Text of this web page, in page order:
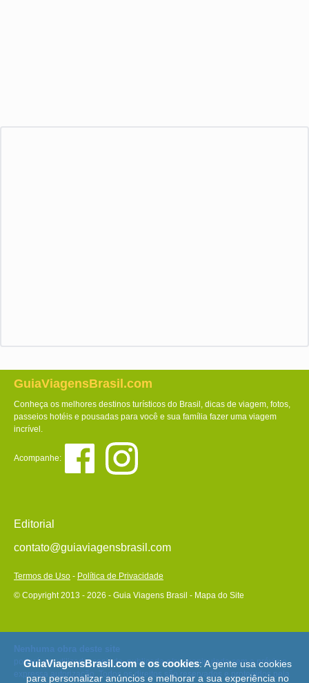
GuiaViagensBrasil.com
Conheça os melhores destinos turísticos do Brasil, dicas de viagem, fotos,
passeios hotéis e pousadas para você e sua família fazer uma viagem
incrível.
Acompanhe:
Editorial
contato@guiaviagensbrasil.com
Termos de Uso - Política de Privacidade
© Copyright 2013 - 2026 - Guia Viagens Brasil - Mapa do Site
Nenhuma obra deste site
poderá ser utilizada, copiada, publicada e/ou manipulada sem a prévia e
expressa autorização. Todos os direitos são reservados e protegidos pela
GuiaViagensBrasil.com e os cookies: A gente usa cookies
para personalizar anúncios e melhorar a sua experiência no